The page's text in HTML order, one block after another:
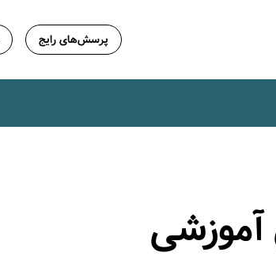
پرسش‌های رایج
آموزشی